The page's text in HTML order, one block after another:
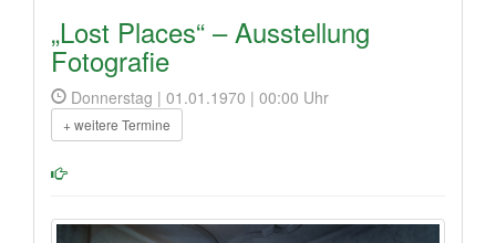
„Lost Places“ – Ausstellung
Fotografie
Donnerstag | 01.01.1970 | 00:00 Uhr
+ weitere Termine